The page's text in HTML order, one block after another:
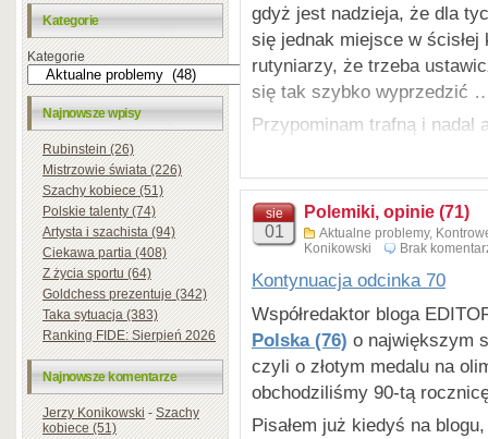
Kategorie
Kategorie
Najnowsze wpisy
Rubinstein (26)
Mistrzowie świata (226)
Szachy kobiece (51)
Polskie talenty (74)
Artysta i szachista (94)
Ciekawa partia (408)
Z życia sportu (64)
Goldchess prezentuje (342)
Taka sytuacja (383)
Ranking FIDE: Sierpień 2026
Najnowsze komentarze
Jerzy Konikowski-Szachy
kobiece (51)
gdyż jest nadzieja, że dla
się jednak miejsce w ścisłej
rutyniarzy, że trzeba
się tak szybko wyprzedzić
Przypominam trafną i nadal
sie
01
Polemiki, opinie (71)
Aktualne problemy,
Konikowski
Brak
Kontynuacja odcinka 70
Współredaktor bloga
Polska (76) o największym
czyli o złotym medalu na
obchodziliśmy 90-tą
Pisałem już kiedyś na